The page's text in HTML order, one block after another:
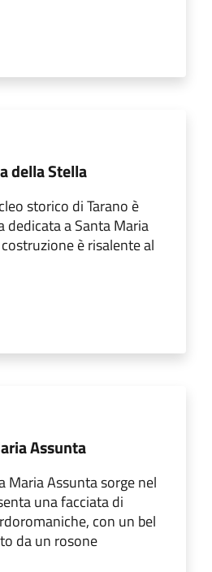
della Stella
storico di Tarano è
dedicata a Santa Maria
è risalente al
Assunta
Maria Assunta sorge nel
una facciata di
con un bel
da un rosone